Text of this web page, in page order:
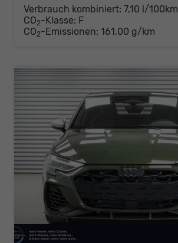
Verbrauch kombiniert: 7,10 l/100km
CO2-Klasse: F
CO2-Emissionen: 161,00 g/km